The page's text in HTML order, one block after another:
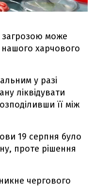
може
харчового
у разі
ліквідувати
її між
19 серпня було
проте рішення
чергового